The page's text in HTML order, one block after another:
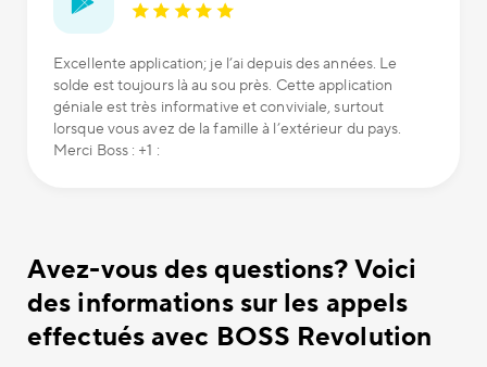
Excellente application; je l’ai depuis des années. Le
solde est toujours là au sou près. Cette application
géniale est très informative et conviviale, surtout
lorsque vous avez de la famille à l’extérieur du pays.
Merci Boss : +1 :
Avez-vous des questions? Voici
des informations sur les appels
effectués avec BOSS Revolution